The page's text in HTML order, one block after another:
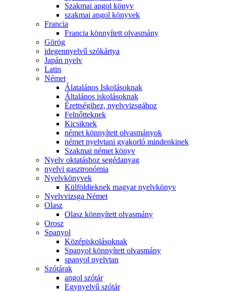
Szakmai angol könyv
szakmai angol könyvek
Francia
Francia könnyített olvasmány
Görög
idegennyelvű szókártya
Japán nyelv
Latin
Német
Álatalános Iskolásoknak
Általános iskolásoknak
Érettségihez, nyelvvizsgához
Felnőtteknek
Kicsiknek
német könnyített olvasmányok
német nyelvtani gyakorló mindenkinek
Szakmai német könyv
Nyelv oktatáshoz segédanyag
nyelvi gasztronómia
Nyelvkönyvek
Külföldieknek magyar nyelvkönyv
Nyelvvizsga Német
Olasz
Olasz könnyített olvasmány
Orosz
Spanyol
Középiskolásoknak
Spanyol könnyített olvasmány
spanyol nyelvtan
Szótárak
angol szótár
Egynyelvű szótár